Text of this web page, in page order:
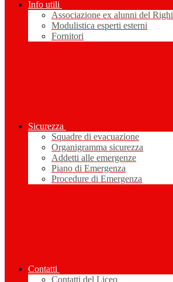
Info utili
Associazione ex alunni del Righi
Modulistica esperti esterni
Fornitori
Sicurezza
Squadre di evacuazione
Organigramma sicurezza
Addetti alle emergenze
Piano di Emergenza
Procedure di Emergenza
Contatti
Contatti del Liceo